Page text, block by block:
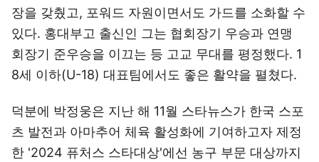
장을 갖췄고, 포워드 자원이면서도 가드를 소화할 수
있다. 홍대부고 출신인 그는 협회장기 우승과 연맹
회장기 준우승을 이끄는 등 고교 무대를 평정했다. 1
8세 이하(U-18) 대표팀에서도 좋은 활약을 펼쳤다.
덕분에 박정웅은 지난 해 11월 스타뉴스가 한국 스포
츠 발전과 아마추어 체육 활성화에 기여하고자 제정
한 '2024 퓨처스 스타대상'에선 농구 부문 대상까지